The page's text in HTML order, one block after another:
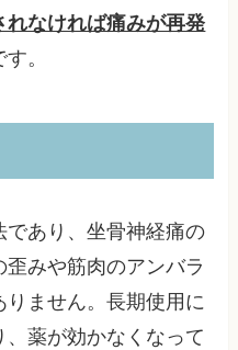
なければ痛みが再発
。
あり、坐骨神経痛の
みや筋肉のアンバラ
ません。長期使用に
薬が効かなくなって